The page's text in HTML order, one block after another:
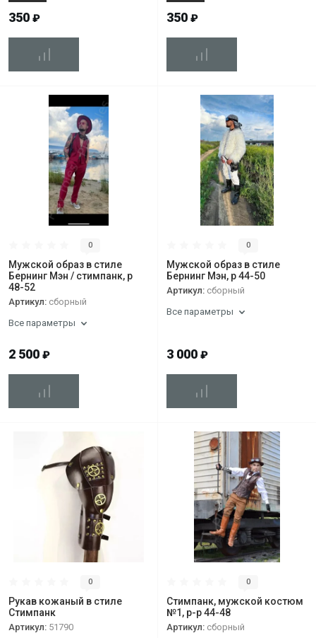
350 ₽ 350 ₽
0
Мужской образ в стиле
Бернинг Мэн / стимпанк, р
48-52
Артикул: сборный
Все параметры
2 500 ₽
0
Мужской образ в стиле
Бернинг Мэн, р 44-50
Артикул: сборный
Все параметры
3 000 ₽
0
Рукав кожаный в стиле
Стимпанк
Артикул: 51790
0
Стимпанк, мужской костюм
№1, р-р 44-48
Артикул: сборный